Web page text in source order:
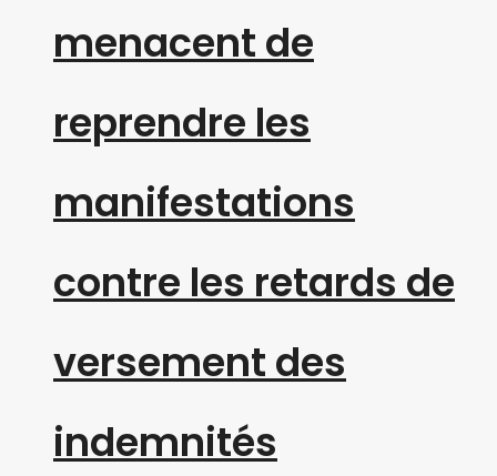
menacent de
reprendre les
manifestations
contre les retards de
versement des
indemnités